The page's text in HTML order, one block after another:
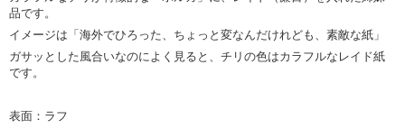
品です。
イメージは「海外でひろった、ちょっと変なんだけれども、素敵な紙」
ガサッとした風合いなのによく見ると、チリの色はカラフルなレイド紙
です。
表面：ラフ